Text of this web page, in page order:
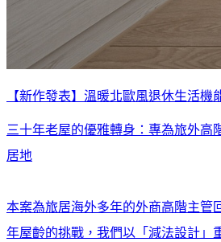
【新作發表】溫暖北歐風退休生活機
三十年老屋的優雅轉身：專為旅外高
居地
本案為旅居海外多年的外商高階主管
年屋齡的挑戰，我們以「減法設計」